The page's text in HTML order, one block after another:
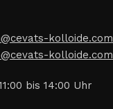
kolloide.com
kolloide.com
bis 14:00 Uhr